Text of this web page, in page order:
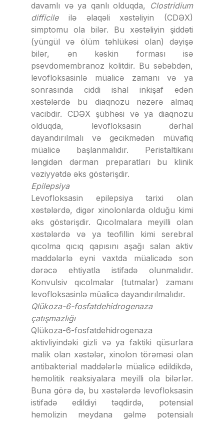
davamlı və ya qanlı olduqda, Clostridium
difficileilə əlaqəli xəstəliyin (CDƏX)
simptomu ola bilər. Bu xəstəliyin şiddəti
(yüngül və ölüm təhlükəsi olan) dəyişə
bilər, ən kəskin forması isə
psevdomembranoz kolitdir. Bu səbəbdən,
levofloksasinlə müalicə zamanı və ya
sonrasında ciddi ishal inkişaf edən
xəstələrdə bu diaqnozu nəzərə almaq
vacibdir. CDƏX şübhəsi və ya diaqnozu
olduqda, levofloksasin dərhal
dayandırılmalı və gecikmədən müvafiq
müalicə başlanmalıdır. Peristaltikanı
ləngidən dərman preparatları bu klinik
vəziyyətdə əks göstərişdir.
Epilepsiya
Levofloksasin epilepsiya tarixi olan
xəstələrdə, digər xinolonlarda olduğu kimi
əks göstərişdir. Qıcolmalara meyilli olan
xəstələrdə və ya teofillin kimi serebral
qıcolma qıcıq qapısını aşağı salan aktiv
maddələrlə eyni vaxtda müalicədə son
dərəcə ehtiyatla istifadə olunmalıdır.
Konvulsiv qıcolmalar (tutmalar) zamanı
levofloksasinlə müalicə dayandırılmalıdır.
Qlükoza-6-fosfatdehidrogenaza
çatışmazlığı
Qlükoza-6-fosfatdehidrogenaza
aktivliyindəki gizli və ya faktiki qüsurlara
malik olan xəstələr, xinolon törəməsi olan
antibakterial maddələrlə müalicə edildikdə,
hemolitik reaksiyalara meyilli ola bilərlər.
Buna görə də, bu xəstələrdə levofloksasin
istifadə edildiyi təqdirdə, potensial
hemolizin meydana gəlmə potensialı